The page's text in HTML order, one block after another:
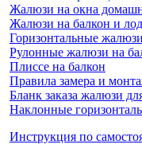
Жалюзи на окна
Жалюзи на балкон и
Горизонтальные
Рулонные жалюзи на
Плиссе на балкон
Правила замера и
Бланк заказа жалюзи
Наклонные
Инструкция по